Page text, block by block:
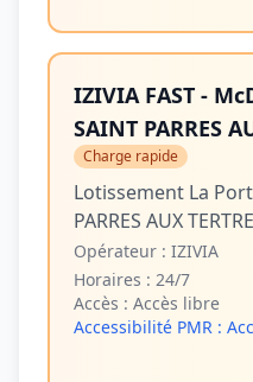
IZIVIA FAST -
SAINT PARRES
Charge rapide
Lotissement La
PARRES AUX
Opérateur : IZIVIA
Horaires : 24/7
Accès : Accès libre
Accessibilité PMR :